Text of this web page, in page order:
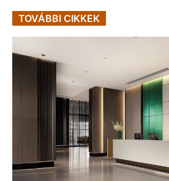
TOVÁBBI CIKKEK